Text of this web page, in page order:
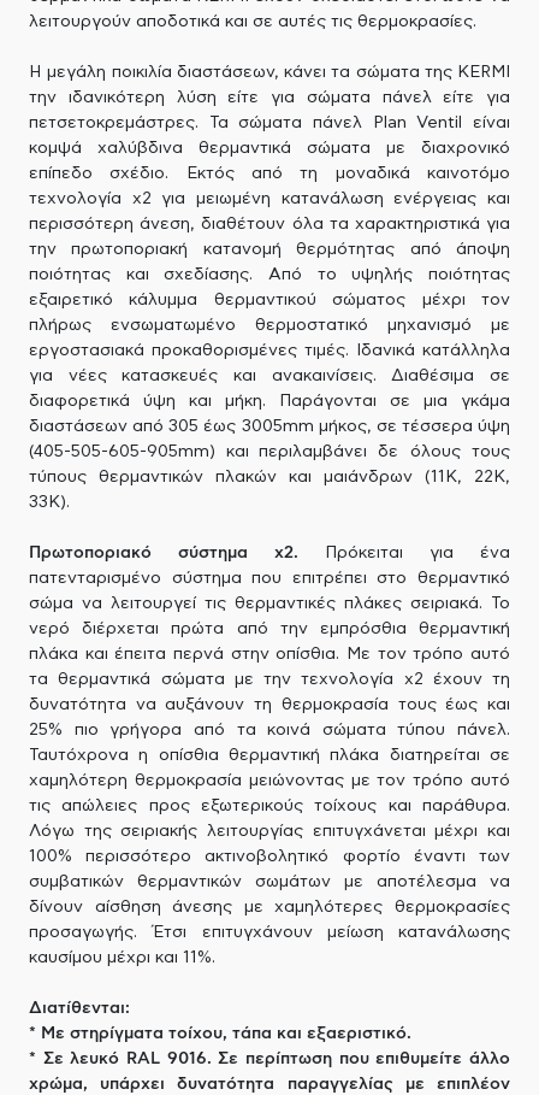
λειτουργούν αποδοτικά και σε αυτές τις θερμοκρασίες.
Η μεγάλη ποικιλία διαστάσεων, κάνει τα σώματα της KERMI
την ιδανικότερη λύση είτε για σώματα πάνελ είτε για
πετσετοκρεμάστρες. Τα σώματα πάνελ Plan Ventil είναι
κομψά χαλύβδινα θερμαντικά σώματα με διαχρονικό
επίπεδο σχέδιο. Εκτός από τη μοναδικά καινοτόμο
τεχνολογία x2 για μειωμένη κατανάλωση ενέργειας και
περισσότερη άνεση, διαθέτουν όλα τα χαρακτηριστικά για
την πρωτοποριακή κατανομή θερμότητας από άποψη
ποιότητας και σχεδίασης. Από το υψηλής ποιότητας
εξαιρετικό κάλυμμα θερμαντικού σώματος μέχρι τον
πλήρως ενσωματωμένο θερμοστατικό μηχανισμό με
εργοστασιακά προκαθορισμένες τιμές. Ιδανικά κατάλληλα
για νέες κατασκευές και ανακαινίσεις. Διαθέσιμα σε
διαφορετικά ύψη και μήκη. Παράγονται σε μια γκάμα
διαστάσεων από 305 έως 3005mm μήκος, σε τέσσερα ύψη
(405-505-605-905mm) και περιλαμβάνει δε όλους τους
τύπους θερμαντικών πλακών και μαιάνδρων (11Κ, 22Κ,
33Κ).
Πρωτοποριακό σύστημα x2. Πρόκειται για ένα
πατενταρισμένο σύστημα που επιτρέπει στο θερμαντικό
σώμα να λειτουργεί τις θερμαντικές πλάκες σειριακά. Το
νερό διέρχεται πρώτα από την εμπρόσθια θερμαντική
πλάκα και έπειτα περνά στην οπίσθια. Με τον τρόπο αυτό
τα θερμαντικά σώματα με την τεχνολογία x2 έχουν τη
δυνατότητα να αυξάνουν τη θερμοκρασία τους έως και
25% πιο γρήγορα από τα κοινά σώματα τύπου πάνελ.
Ταυτόχρονα η οπίσθια θερμαντική πλάκα διατηρείται σε
χαμηλότερη θερμοκρασία μειώνοντας με τον τρόπο αυτό
τις απώλειες προς εξωτερικούς τοίχους και παράθυρα.
Λόγω της σειριακής λειτουργίας επιτυγχάνεται μέχρι και
100% περισσότερο ακτινοβολητικό φορτίο έναντι των
συμβατικών θερμαντικών σωμάτων με αποτέλεσμα να
δίνουν αίσθηση άνεσης με χαμηλότερες θερμοκρασίες
προσαγωγής. Έτσι επιτυγχάνουν μείωση κατανάλωσης
καυσίμου μέχρι και 11%.
Διατίθενται:
* Με στηρίγματα τοίχου, τάπα και εξαεριστικό.
* Σε λευκό RAL 9016. Σε περίπτωση που επιθυμείτε άλλο
χρώμα, υπάρχει δυνατότητα παραγγελίας με επιπλέον